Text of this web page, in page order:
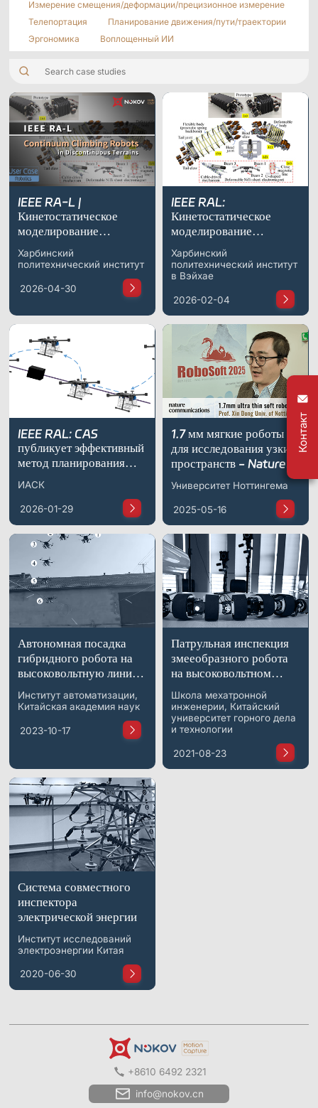
Мо-cap без маркеров
Робототехника
Crazyflie & Crazyswarm
Платформа обучения роботов ShadowEngine
Инструменты для разработчиков
Многомодальный сбор и управление данными
Интеграции
Измерение смещения/деформации/прецизионное измерение
Телепортация
Планирование движения/пути/траектории
Эргономика
Воплощенный ИИ
IEEE RA-L |
Кинетостатическое
моделирование
телескопического и
призматического
пружинного корпуса
для роботов-
разрывных
поверхностей
Харбинский
политехнический институт
2026-04-30
IEEE RAL:
Кинетостатическое
моделирование
телескопического и
призматического
пружинного корпуса
альпинистов в условиях
разрывных территорий
Харбинский
политехнический институт
в Вэйхае
2026-02-04
IEEE RAL: CAS
публикует эффективный
метод планирования
гибридных роботов
осмотра
ИАСК
2026-01-29
1.7 мм мягкие роботы
для исследования узких
пространств - Nature
Интервью с
профессором Синь
Дуном @ROBOSOFT
2025
Университет Ноттингема
2025-05-16
Автономная посадка
гибридного робота на
высоковольтную линию
основе визуального
Институт автоматизации,
Китайская академия наук
2023-10-17
Патрульная инспекция
змееобразного робота
на высоковольтном
Школа мехатронной
инженерии, Китайский
университет горного дела
и технологии
2021-08-23
Система совместного
инспектора
электрической энергии
Институт исследований
электроэнергии Китая
2020-06-30
+8610 6492 2321
info@nokov.cn
Контакт